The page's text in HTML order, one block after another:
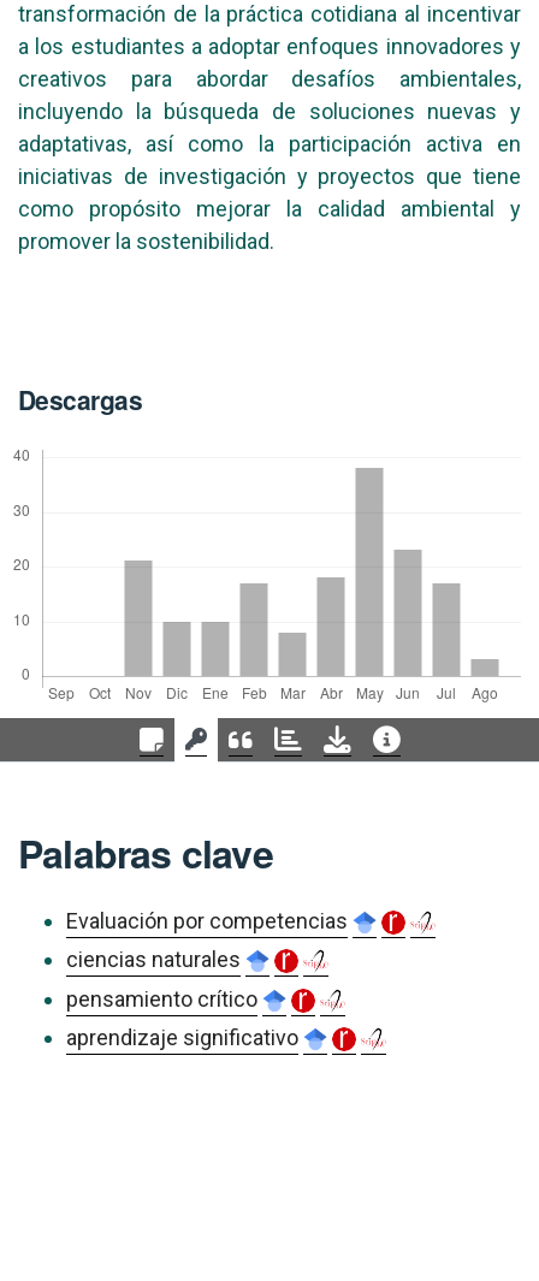
transformación de la práctica cotidiana al incentivar
a los estudiantes a adoptar enfoques innovadores y
creativos para abordar desafíos ambientales,
incluyendo la búsqueda de soluciones nuevas y
adaptativas, así como la participación activa en
iniciativas de investigación y proyectos que tiene
como propósito mejorar la calidad ambiental y
promover la sostenibilidad.
Descargas
Palabras clave
Evaluación por competencias
ciencias naturales
pensamiento crítico
aprendizaje significativo